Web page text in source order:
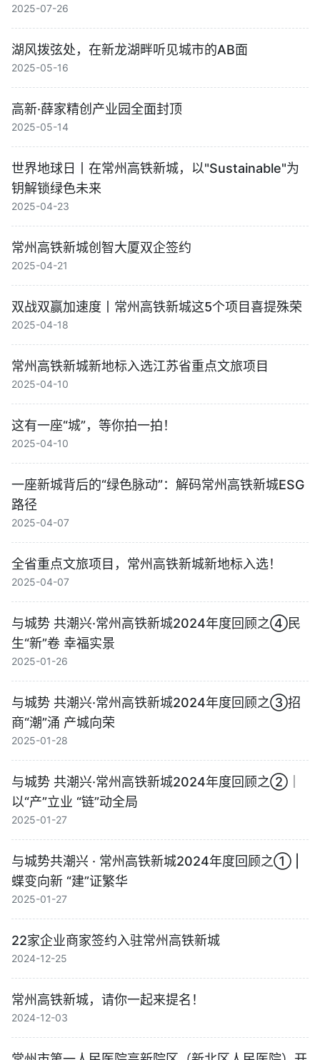
2025-07-26
湖风拨弦处，在新龙湖畔听见城市的AB面
2025-05-16
高新·薛家精创产业园全面封顶
2025-05-14
世界地球日丨在常州高铁新城，以"Sustainable"为
钥解锁绿色未来
2025-04-23
常州高铁新城创智大厦双企签约
2025-04-21
双战双赢加速度丨常州高铁新城这5个项目喜提殊荣
2025-04-18
常州高铁新城新地标入选江苏省重点文旅项目
2025-04-10
这有一座“城”，等你拍一拍！
2025-04-10
一座新城背后的“绿色脉动”：解码常州高铁新城ESG
路径
2025-04-07
全省重点文旅项目，常州高铁新城新地标入选！
2025-04-07
与城势 共潮兴·常州高铁新城2024年度回顾之④民
生“新”卷 幸福实景
2025-01-26
与城势 共潮兴·常州高铁新城2024年度回顾之③招
商“潮”涌 产城向荣
2025-01-28
与城势 共潮兴·常州高铁新城2024年度回顾之②｜
以“产”立业 “链”动全局
2025-01-27
与城势共潮兴 · 常州高铁新城2024年度回顾之① |
蝶变向新 “建”证繁华
2025-01-27
22家企业商家签约入驻常州高铁新城
2024-12-25
常州高铁新城，请你一起来提名！
2024-12-03